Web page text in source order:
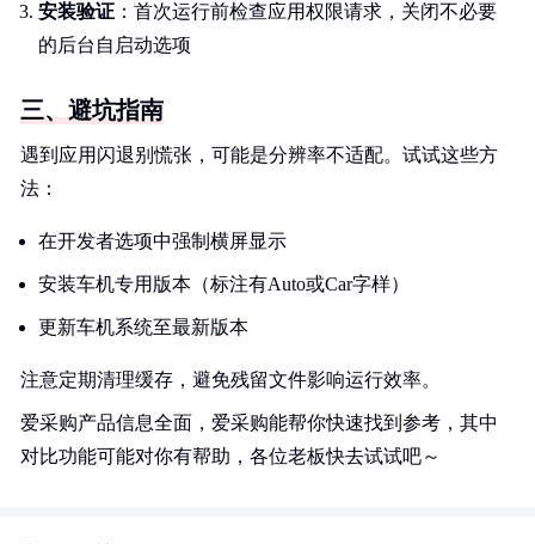
安装验证 ：首次运行前检查应用权限请求，关闭不必要
的后台自启动选项
三、避坑指南
遇到应用闪退别慌张，可能是分辨率不适配。试试这些方
法：
在开发者选项中强制横屏显示
安装车机专用版本（标注有Auto或Car字样）
更新车机系统至最新版本
注意定期清理缓存，避免残留文件影响运行效率。
爱采购产品信息全面，爱采购能帮你快速找到参考，其中
对比功能可能对你有帮助，各位老板快去试试吧～